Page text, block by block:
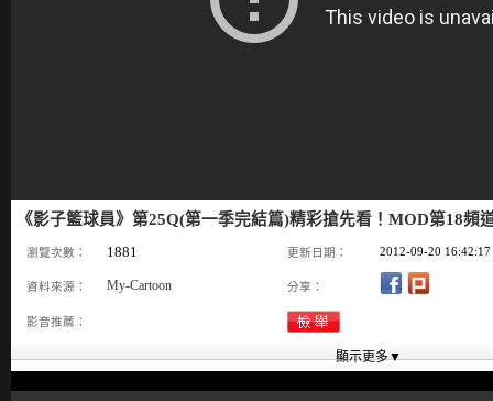
《影子籃球員》第25Q(第一季完結篇)精彩搶先看！MOD第18頻
瀏覽次數： 1881 更新日期： 2012-09-20 16:42:17
資料來源： My-Cartoon 分享：
影音推薦：